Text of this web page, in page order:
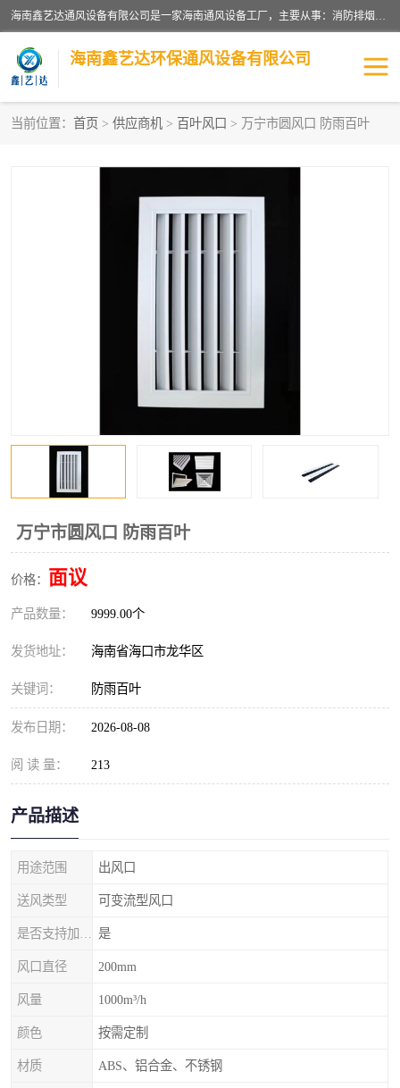
海南鑫艺达通风设备有限公司是一家海南通风设备工厂，主要从事：消防排烟工程、油烟净化工程、厨房排烟工程、酒店厨房设备、新风排风系统、镀锌铁皮管道加工、暖通工程、通风管道安装、消防火阀百叶风口等业务。公司拥有管道及配件一体化工厂生产线，良好的售后服务，良好的设计团队，良好的施工团队、良好管理人员，掌握畅通丰富的信息、市场渠道。
海南鑫艺达环保通风设备有限公司
当前位置： 首页 > 供应商机 > 百叶风口 > 万宁市圆风口 防雨百叶
万宁市圆风口 防雨百叶
价格： 面议
产品数量： 9999.00个
发货地址： 海南省海口市龙华区
关键词： 防雨百叶
发布日期： 2026-08-08
阅 读 量： 213
产品描述
用途范围 出风口
送风类型 可变流型风口
是
风口直径 200mm
风量 1000m³/h
颜色 按需定制
材质 ABS、铝合金、不锈钢
海南厨房排烟工程 海南酒店厨房设备
海南油烟净化工程
镀锌螺旋风管
排烟风机 百叶风口
油烟净化器